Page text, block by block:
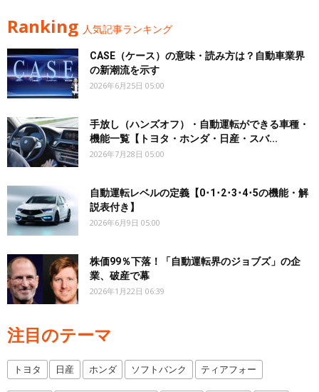
Ranking 人気記事ランキング
CASE（ケース）の意味・読み方は？自動車業界
の新潮流を示す
2026年6月25日 05:00
手放し（ハンズオフ）・自動運転ができる車種・
機能一覧【トヨタ・ホンダ・日産・スバ...
2026年7月28日 05:00
自動運転レベルの定義【0･1･2･3･4･5の機能・解
説表付き】
2026年6月9日 05:00
株価99％下落！「自動運転界のジョブズ」の企
業、破産で幕
2026年1月22日 06:39
注目のテーマ
トヨタ 日産 ホンダ ソフトバンク ティアフォー